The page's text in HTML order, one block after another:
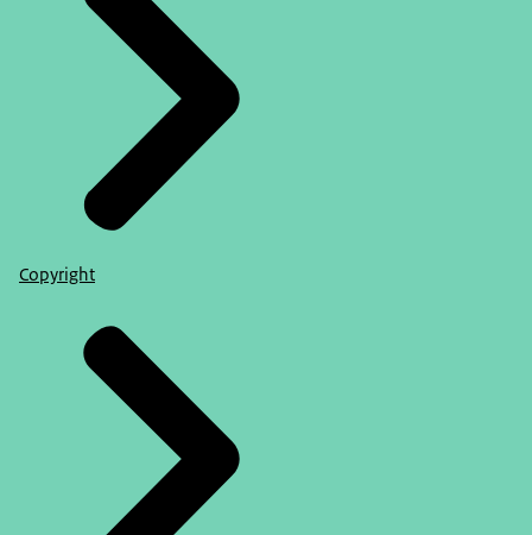
Copyright